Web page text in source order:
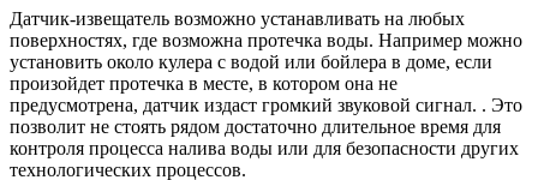
Датчик-извещатель возможно устанавливать на любых
поверхностях, где возможна протечка воды. Например можно
установить около кулера с водой или бойлера в доме, если
произойдет протечка в месте, в котором она не
предусмотрена, датчик издаст громкий звуковой сигнал. . Это
позволит не стоять рядом достаточно длительное время для
контроля процесса налива воды или для безопасности других
технологических процессов.